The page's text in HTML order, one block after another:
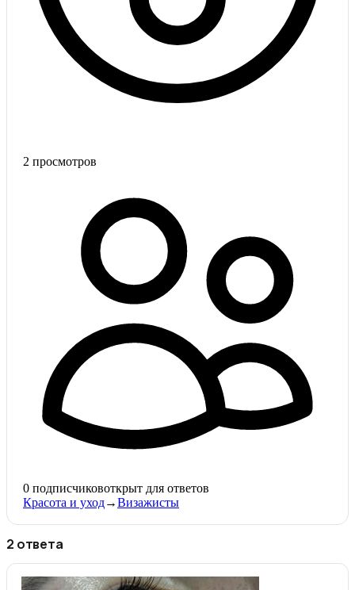
2 просмотров
0 подписчиковоткрыт для ответов
Красота и уход→Визажисты
2 ответа